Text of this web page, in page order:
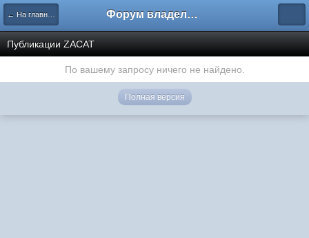
← На главную Форум владельцев интернет-магазинов
Публикации ZACAT
По вашему запросу ничего не найдено.
Полная версия